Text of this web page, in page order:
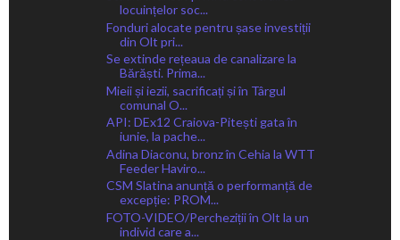
locuințelor soc...
Fonduri alocate pentru șase investiții
din Olt pri...
Se extinde rețeaua de canalizare la
Bărăști. Prima...
Mieii și iezii, sacrificați și în Târgul
comunal O...
API: DEx12 Craiova-Pitești gata în
iunie, la pache...
Adina Diaconu, bronz în Cehia la WTT
Feeder Haviro...
CSM Slatina anunță o performanță de
excepție: PROM...
FOTO-VIDEO/Percheziții în Olt la un
individ care a...